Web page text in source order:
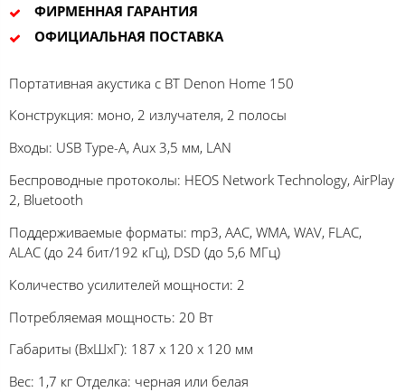
ФИРМЕННАЯ ГАРАНТИЯ
ОФИЦИАЛЬНАЯ ПОСТАВКА
Портативная акустика c BT Denon Home 150
Конструкция: моно, 2 излучателя, 2 полосы
Входы: USB Type-A, Aux 3,5 мм, LAN
Беспроводные протоколы: HEOS Network Technology, AirPlay
2, Bluetooth
Поддерживаемые форматы: mp3, AAC, WMA, WAV, FLAC,
ALAC (до 24 бит/192 кГц), DSD (до 5,6 МГц)
Количество усилителей мощности: 2
Потребляемая мощность: 20 Вт
Габариты (ВхШхГ): 187 х 120 х 120 мм
Вес: 1,7 кг Отделка: черная или белая